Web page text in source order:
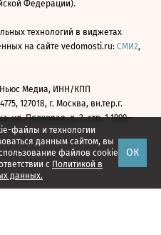
файлы и технологии
данным сайтом, вы
файлов cookie
с Политикой в
данных.
ОК
Федерации).
технологий в виджетах
на сайте vedomosti.ru: СМИ2,
Медиа, ИНН/КПП
127018, г. Москва, вн.тер.г.
ул. Полковая, д. 3, стр. 1 1999—